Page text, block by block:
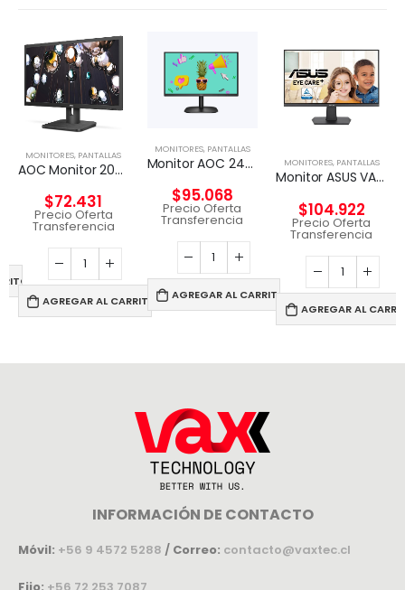
MONITORES, PANTALLAS
AOC Monitor 20E1H HD 1600×900 de 20 pulgadas, HDMI/VGA
$72.431
Precio Oferta
Transferencia
AGREGAR AL CARRITO
MONITORES, PANTALLAS
Monitor AOC 24B2XHM, 23.8″ Full HD (1920×1080), 75Hz
$95.068
Precio Oferta
Transferencia
AGREGAR AL CARRITO
MONITORES, PANTALLAS
Monitor ASUS VA24EHF Eye Care – 24/ De 100Hz.
$104.922
Precio Oferta
Transferencia
AGREGAR AL
INFORMACIÓN DE CONTACTO
Móvil: +56 9 4572 5288 / Correo: contacto@vaxtec.cl